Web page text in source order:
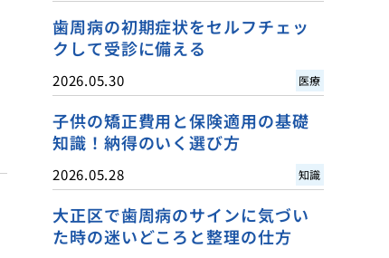
歯周病の初期症状をセルフチェッ
クして受診に備える
2026.05.30 医療
子供の矯正費用と保険適用の基礎
知識！納得のいく選び方
2026.05.28 知識
大正区で歯周病のサインに気づい
た時の迷いどころと整理の仕方